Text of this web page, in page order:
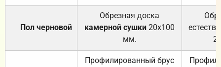
Пол черновой
Обрезная доска
камерной сушки 20х100
мм.
Профилированный брус